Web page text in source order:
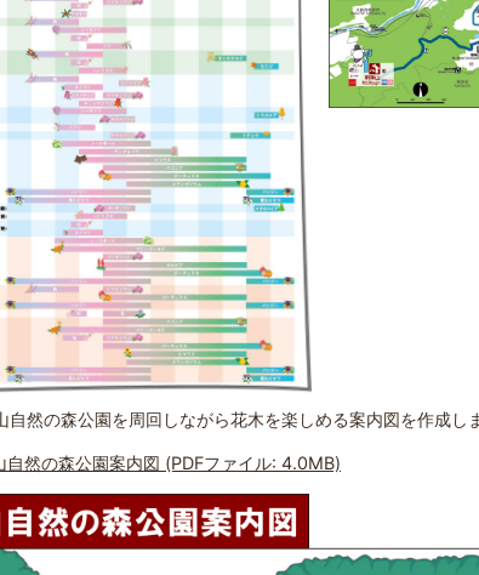
自然の森公園を周回しながら花木を楽しめる案内図を作成し
自然の森公園案内図 (PDFファイル: 4.0MB)